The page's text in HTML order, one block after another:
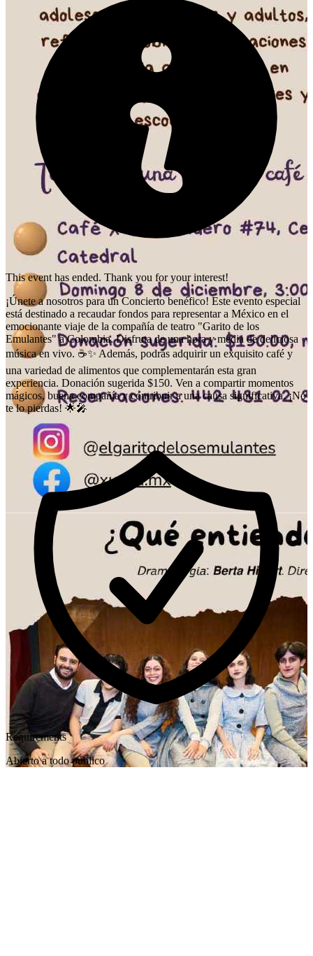
This event has ended. Thank you for your interest!
¡Únete a nosotros para un Concierto benéfico! Este evento especial
está destinado a recaudar fondos para representar a México en el
emocionante viaje de la compañía de teatro "Garito de los
Emulantes" a Colombia. Disfruta de una hora y media de deliciosa
música en vivo. ☕✨ Además, podrás adquirir un exquisito café y
una variedad de alimentos que complementarán esta gran
experiencia. Donación sugerida $150. Ven a compartir momentos
mágicos, buena compañía y contribuir a una causa significativa. ¡No
te lo pierdas! 🌟🎤
Requirements
Abierto a todo público